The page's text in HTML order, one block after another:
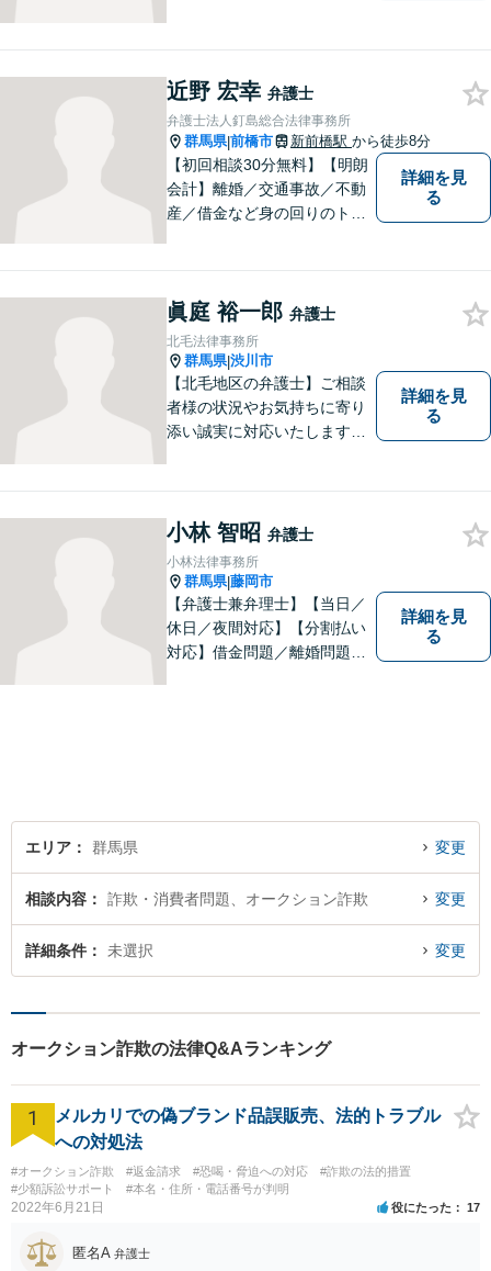
いく解決を目指します。まず
はお気軽にご相談を！【駐車
場完備】
近野 宏幸 弁護士
弁護士法人釘島総合法律事務所
群馬県|前橋市 新前橋駅 から徒歩8分
【初回相談30分無料】【明朗
会計】離婚／交通事故／不動
産／借金など身の回りのトラ
くアドバイスを行い、皆さま
のニーズに沿った迅速な解決
を目指します。
詳細を見
る
眞庭 裕一郎 弁護士
北毛法律事務所
群馬県|渋川市
【北毛地区の弁護士】ご相談
者様の状況やお気持ちに寄り
添い誠実に対応いたします。
詳細を見
る
小林 智昭 弁護士
小林法律事務所
群馬県|藤岡市
【弁護士兼弁理士】【当日／
休日／夜間対応】【分割払い
対応】借金問題／離婚問題／
談ください。
詳細を見
る
エリア 群馬県 変更
相談内容 詐欺・消費者問題、オークション詐欺 変更
詳細条件 未選択 変更
オークション詐欺の法律Q&Aランキング
1
メルカリでの偽ブランド品誤販売、法的トラブル
への対処法
#オークション詐欺 #返金請求 #恐喝・脅迫への対応
#詐欺の法的措置
#少額訴訟サポート
#本名・住所・電話番号が判明
2022年6月21日 役にたった 17
匿名A 弁護士